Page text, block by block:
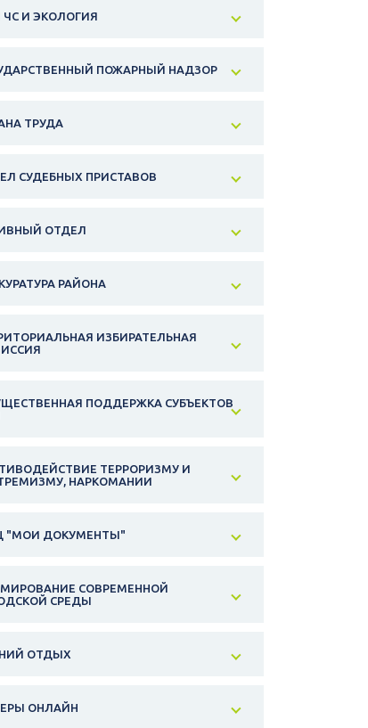
ЧС И ЭКОЛОГИЯ
ПОЖАРНЫЙ НАДЗОР
ТРУДА
СУДЕБНЫХ ПРИСТАВОВ
ОТДЕЛ
РАЙОНА
ИЗБИРАТЕЛЬНАЯ
ПОДДЕРЖКА СУБЪЕКТОВ
ТЕРРОРИЗМУ И
НАРКОМАНИИ
"МОИ ДОКУМЕНТЫ"
СОВРЕМЕННОЙ
СРЕДЫ
ОТДЫХ
ОНЛАЙН